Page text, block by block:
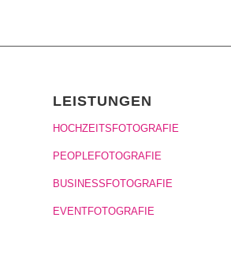
LEISTUNGEN
HOCHZEITSFOTOGRAFIE
PEOPLEFOTOGRAFIE
BUSINESSFOTOGRAFIE
EVENTFOTOGRAFIE